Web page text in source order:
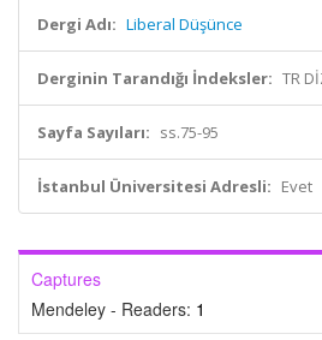
Dergi Adı: Liberal Düşünce
Derginin Tarandığı İndeksler: TR
Sayfa Sayıları: ss.75-95
İstanbul Üniversitesi Adresli: Evet
Captures
Mendeley - Readers: 1